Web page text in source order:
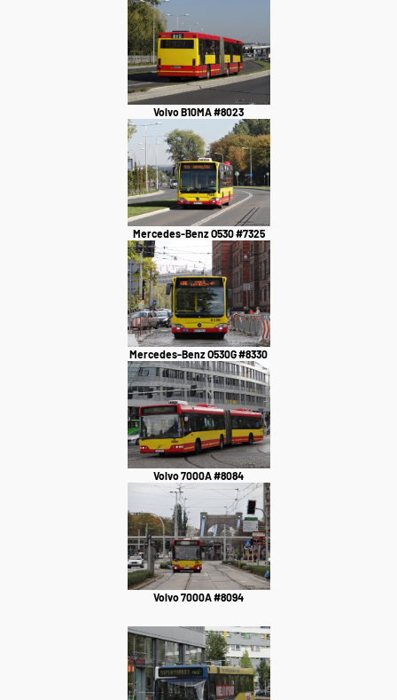
Volvo B10MA #8023
Mercedes-Benz O530 #7325
Mercedes-Benz O530G #8330
Volvo 7000A #8084
Volvo 7000A #8094